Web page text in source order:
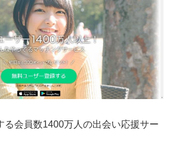
る会員数1400万人の出会い応援サー